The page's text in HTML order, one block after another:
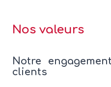
Nos valeurs
Notre
clients